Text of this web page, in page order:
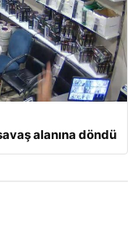
alanına döndü